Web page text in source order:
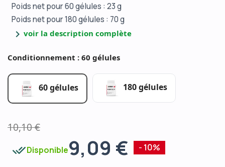
Poids net pour 60 gélules : 23 g
Poids net pour 180 gélules : 70 g
chevron_right voir la description complète
Conditionnement : 60 gélules
60 gélules 180 gélules
10,10 €
done_allDisponible9,09 € - 10%